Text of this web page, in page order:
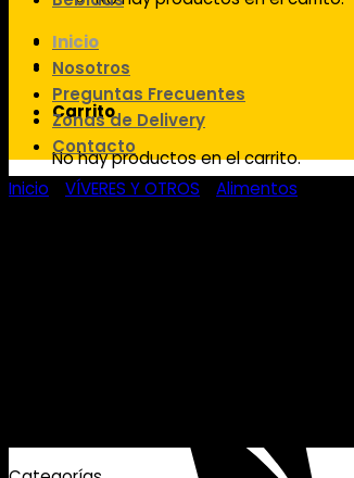
Carrito
No hay productos en el carrito.
Inicio
Nosotros
Preguntas Frecuentes
Zonas de Delivery
Contacto
Inicio
VÍVERES Y OTROS Alimentos